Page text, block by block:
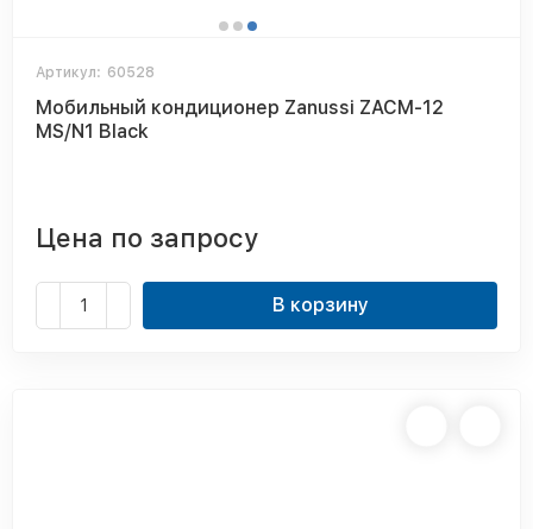
Артикул: 60528
Мобильный кондиционер Zanussi ZACM-12
MS/N1 Black
Цена по запросу
В корзину